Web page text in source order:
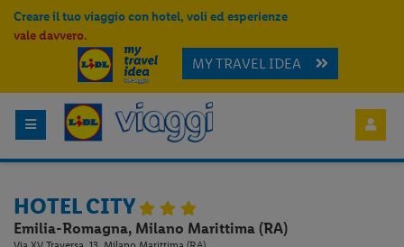
Creare il tuo viaggio con hotel, voli ed esperienze
vale davvero.
MY TRAVEL IDEA
HOTEL CITY
Emilia-Romagna, Milano Marittima (RA)